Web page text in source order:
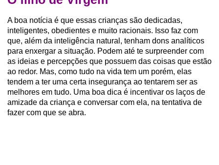
A boa notícia é que essas crianças são dedicadas,
inteligentes, obedientes e muito racionais. Isso faz com
que, além da inteligência natural, tenham dons analíticos
para enxergar a situação. Podem até te surpreender com
as ideias e percepções que possuem das coisas que estão
ao redor. Mas, como tudo na vida tem um porém, elas
tendem a ter uma certa insegurança ao tentarem ser as
melhores em tudo. Uma boa dica é incentivar os laços de
amizade da criança e conversar com ela, na tentativa de
fazer com que se abra.